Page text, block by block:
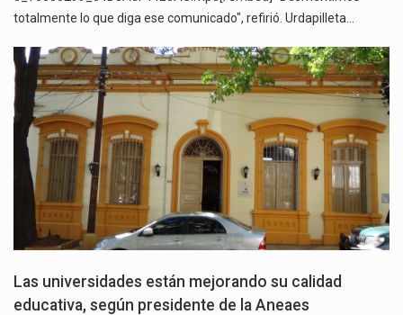
totalmente lo que diga ese comunicado", refirió. Urdapilleta…
Las universidades están mejorando su calidad
educativa, según presidente de la Aneaes